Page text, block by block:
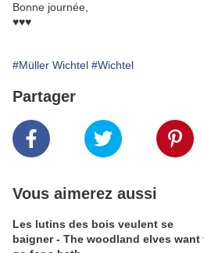
Bonne journée,
♥♥♥
#Müller Wichtel #Wichtel
Partager
Vous aimerez aussi
Les lutins des bois veulent se
baigner - The woodland elves want